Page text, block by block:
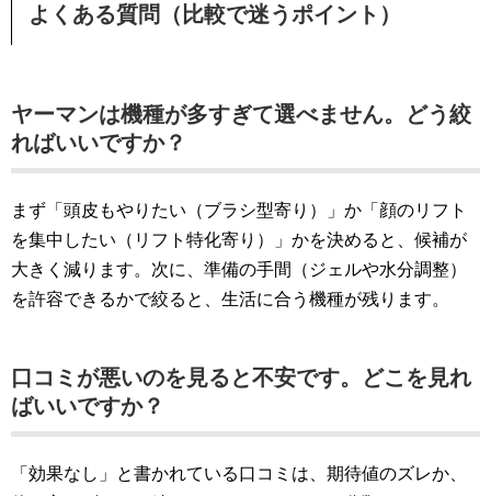
よくある質問（比較で迷うポイント）
ヤーマンは機種が多すぎて選べません。どう絞
ればいいですか？
まず「頭皮もやりたい（ブラシ型寄り）」か「顔のリフト
を集中したい（リフト特化寄り）」かを決めると、候補が
大きく減ります。次に、準備の手間（ジェルや水分調整）
を許容できるかで絞ると、生活に合う機種が残ります。
口コミが悪いのを見ると不安です。どこを見れ
ばいいですか？
「効果なし」と書かれている口コミは、期待値のズレか、